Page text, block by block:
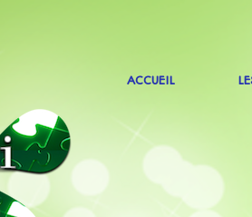
ACCUEIL